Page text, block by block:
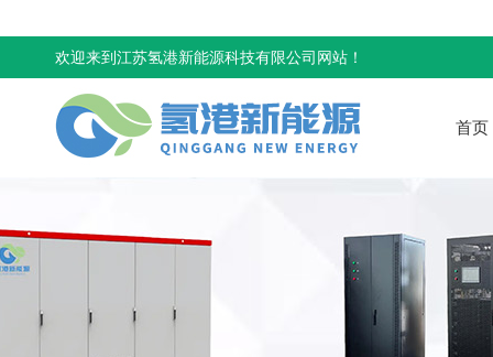
欢迎来到江苏氢港新能源科技有限公司网站！
首页